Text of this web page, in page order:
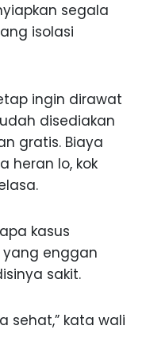
segala
isolasi
ingin dirawat
disediakan
gratis. Biaya
heran lo, kok
kasus
enggan
sakit.
sehat,” kata wali